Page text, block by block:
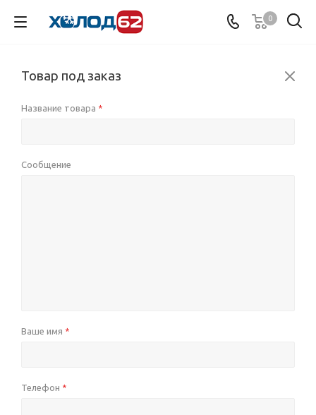
0
Товар под заказ
Название товара *
Сообщение
Ваше имя *
Телефон *